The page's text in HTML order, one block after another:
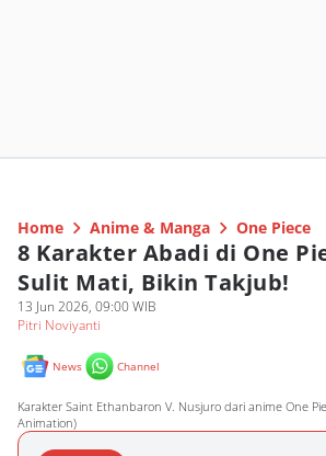
Home Anime & Manga One Piece
8 Karakter Abadi di One
Sulit Mati, Bikin Takjub!
13 Jun 2026, 09:00 WIB
Pitri Noviyanti
News Channel
Karakter Saint Ethanbaron V. Nusjuro dari anime One
Animation)